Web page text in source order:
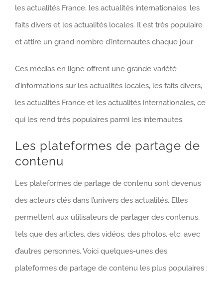
les actualités France, les actualités internationales, les
faits divers et les actualités locales. Il est très populaire
et attire un grand nombre d’internautes chaque jour.
Ces médias en ligne offrent une grande variété
d’informations sur les actualités locales, les faits divers,
les actualités France et les actualités internationales, ce
qui les rend très populaires parmi les internautes.
Les plateformes de partage de
contenu
Les plateformes de partage de contenu sont devenus
des acteurs clés dans l’univers des actualités. Elles
permettent aux utilisateurs de partager des contenus,
tels que des articles, des vidéos, des photos, etc. avec
d’autres personnes. Voici quelques-unes des
plateformes de partage de contenu les plus populaires :